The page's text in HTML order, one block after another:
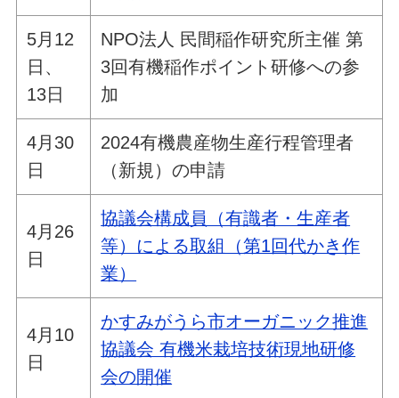
5月12
日、
13日
NPO法人 民間稲作研究所主催 第
3回有機稲作ポイント研修への参
加
4月30
日
2024有機農産物生産行程管理者
（新規）の申請
4月26
日
協議会構成員（有識者・生産者
等）による取組（第1回代かき作
業）
4月10
日
かすみがうら市オーガニック推進
協議会 有機米栽培技術現地研修
会の開催